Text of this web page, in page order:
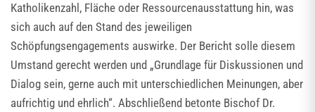
Katholikenzahl, Fläche oder Ressourcenausstattung hin, was
sich auch auf den Stand des jeweiligen
Schöpfungsengagements auswirke. Der Bericht solle diesem
Umstand gerecht werden und „Grundlage für Diskussionen und
Dialog sein, gerne auch mit unterschiedlichen Meinungen, aber
aufrichtig und ehrlich“. Abschließend betonte Bischof Dr.